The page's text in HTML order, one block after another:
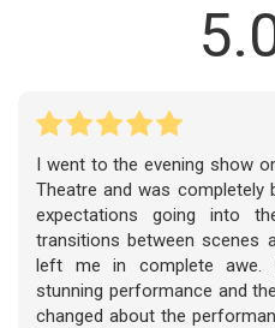
I went to the evening show
Theatre and was completely
expectations going into
transitions between scenes
left me in complete awe.
stunning performance and
changed about the